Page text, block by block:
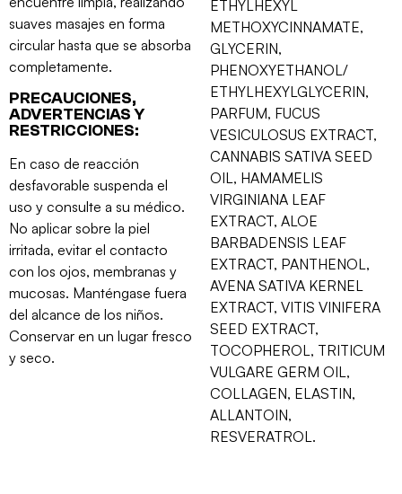
suaves masajes en forma
circular hasta que se absorba
completamente.
PRECAUCIONES,
ADVERTENCIAS Y
RESTRICCIONES:
En caso de reacción
desfavorable suspenda el
uso y consulte a su médico.
No aplicar sobre la piel
irritada, evitar el contacto
con los ojos, membranas y
mucosas. Manténgase fuera
del alcance de los niños.
Conservar en un lugar fresco
y seco.
ETHYLHEXYL
METHOXYCINNAMATE,
GLYCERIN,
PHENOXYETHANOL/
ETHYLHEXYLGLYCERIN,
PARFUM, FUCUS
VESICULOSUS EXTRACT,
CANNABIS SATIVA SEED
OIL, HAMAMELIS
VIRGINIANA LEAF
EXTRACT, ALOE
BARBADENSIS LEAF
EXTRACT, PANTHENOL,
AVENA SATIVA KERNEL
EXTRACT, VITIS VINIFERA
SEED EXTRACT,
TOCOPHEROL, TRITICUM
VULGARE GERM OIL,
COLLAGEN, ELASTIN,
ALLANTOIN,
RESVERATROL.